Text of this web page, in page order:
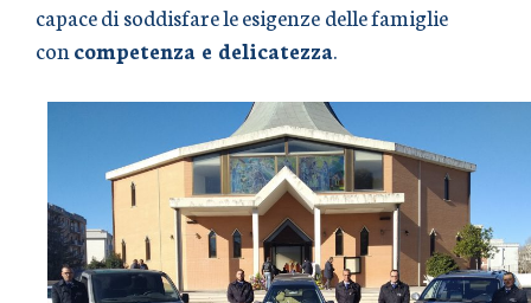
capace di soddisfare le esigenze delle famiglie
con competenza e delicatezza.